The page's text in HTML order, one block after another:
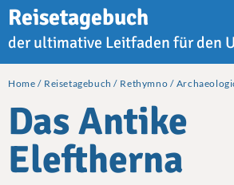
Reisetagebuch
der ultimative Leitfaden für den
Home Reisetagebuch Rethymno
Das Antike
Eleftherna